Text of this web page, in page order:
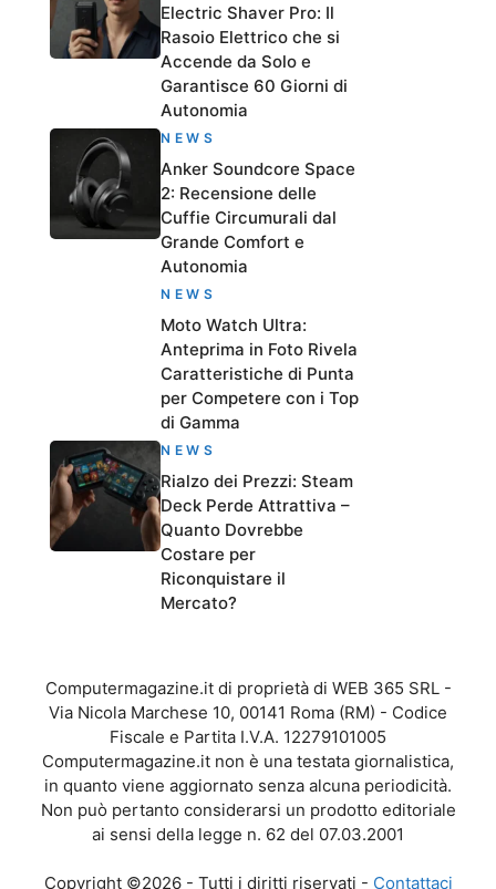
Electric Shaver Pro: Il
Rasoio Elettrico che si
Accende da Solo e
Garantisce 60 Giorni di
Autonomia
NEWS
Anker Soundcore Space
2: Recensione delle
Cuffie Circumurali dal
Grande Comfort e
Autonomia
NEWS
Moto Watch Ultra:
Anteprima in Foto Rivela
Caratteristiche di Punta
per Competere con i Top
di Gamma
NEWS
Rialzo dei Prezzi: Steam
Deck Perde Attrattiva –
Quanto Dovrebbe
Costare per
Riconquistare il
Mercato?
Computermagazine.it di proprietà di WEB 365 SRL -
Via Nicola Marchese 10, 00141 Roma (RM) - Codice
Fiscale e Partita I.V.A. 12279101005
Computermagazine.it non è una testata giornalistica,
in quanto viene aggiornato senza alcuna periodicità.
Non può pertanto considerarsi un prodotto editoriale
ai sensi della legge n. 62 del 07.03.2001
Copyright ©2026 - Tutti i diritti riservati - Contattaci